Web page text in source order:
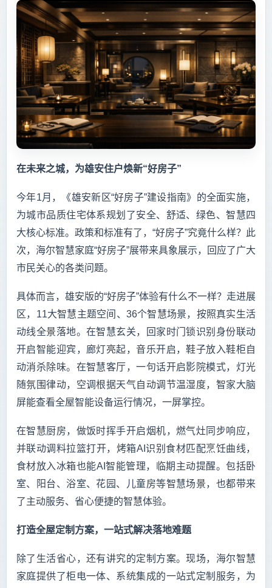
在未来之城，为雄安住户焕新“好房子”
今年1月，《雄安新区“好房子”建设指南》的全面实施，
为城市品质住宅体系规划了安全、舒适、绿色、智慧四
大核心标准。政策和标准有了，“好房子”究竟什么样？此
次，海尔智慧家庭“好房子”展带来具象展示，回应了广大
市民关心的各类问题。
具体而言，雄安版的“好房子”体验有什么不一样？走进展
区，11大智慧主题空间、36个智慧场景，按照真实生活
动线全景落地。在智慧玄关，回家时门锁识别身份联动
开启智能迎宾，廊灯亮起，音乐开启，鞋子放入鞋柜自
动消杀除味。在智慧客厅，一句话开启影院模式，灯光
随氛围律动，空调根据天气自动调节温湿度，智家大脑
屏能查看全屋智能设备运行情况，一屏掌控。
在智慧厨房，做饭时挥手开启烟机，燃气灶同步响应，
并联动调料拉篮打开，烤箱AI识别食材匹配烹饪曲线，
食材放入冰箱也能AI智能管理，临期主动提醒。包括卧
室、阳台、浴室、花园、儿童房等智慧场景，也都带来
了主动服务、省心便捷的智慧体验。
打造全屋定制方案，一站式解决落地难题
除了生活省心，还有讲究的定制方案。现场，海尔智慧
家庭提供了柜电一体、系统集成的一站式定制服务，为